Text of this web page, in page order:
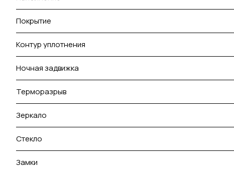
Покрытие
Контур уплотнения
Ночная задвижка
Терморазрыв
Зеркало
Стекло
Замки